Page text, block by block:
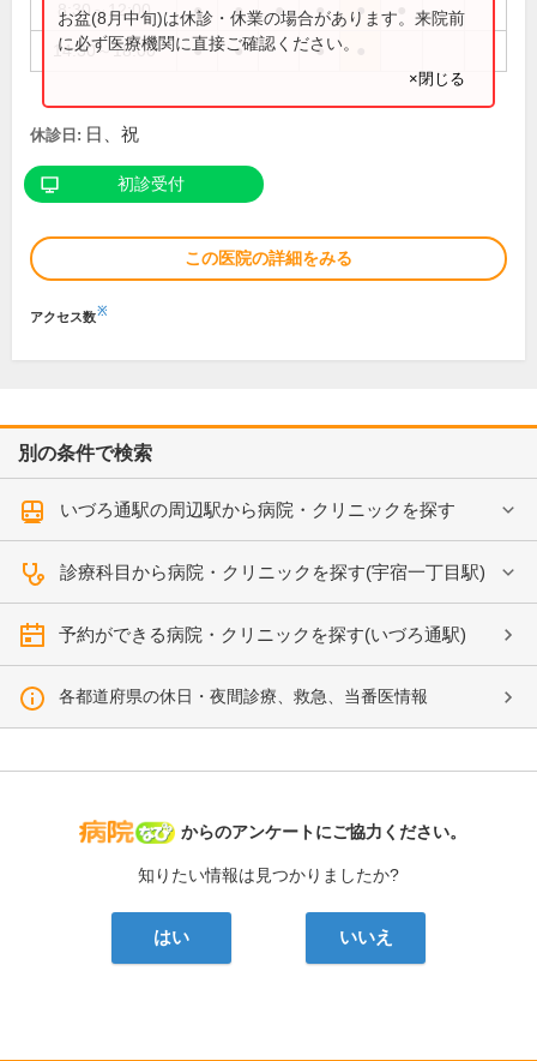
8:30～12:00 ● ● ● ● ●
14:30～18:00 ● ● ●
お盆(8月中旬)は休診・休業の場合があります。来院前
に必ず医療機関に直接ご確認ください。
×閉じる
休診日: 日、祝
初診受付
この医院の詳細をみる
アクセス数※
別の条件で検索
いづろ通駅の周辺駅から病院・クリニックを探す
診療科目から病院・クリニックを探す(宇宿一丁目駅)
予約ができる病院・クリニックを探す(いづろ通駅)
各都道府県の休日・夜間診療、救急、当番医情報
病院なび
からのアンケートにご協力ください。
知りたい情報は見つかりましたか?
はい いいえ